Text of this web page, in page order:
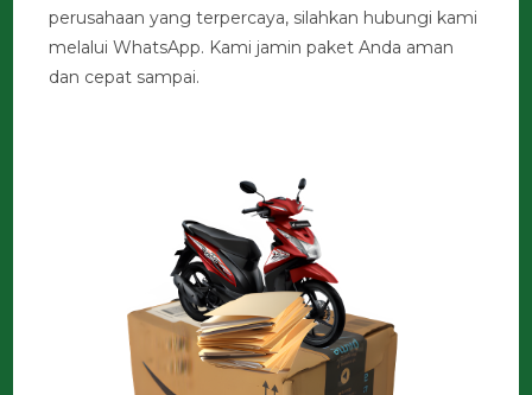
perusahaan yang terpercaya, silahkan hubungi kami
melalui WhatsApp. Kami jamin paket Anda aman
dan cepat sampai.